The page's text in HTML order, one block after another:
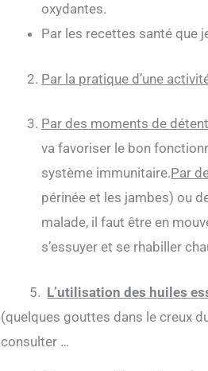
oxydantes.
Par les recettes santé que
Par la pratique d’une
Par des moments de
va favoriser le bon
système immunitaire.Par
périnée et les jambes) ou
malade, il faut être en
s’essuyer et se rhabiller
5. L’utilisation des huiles
(quelques gouttes dans le creux
consulter …